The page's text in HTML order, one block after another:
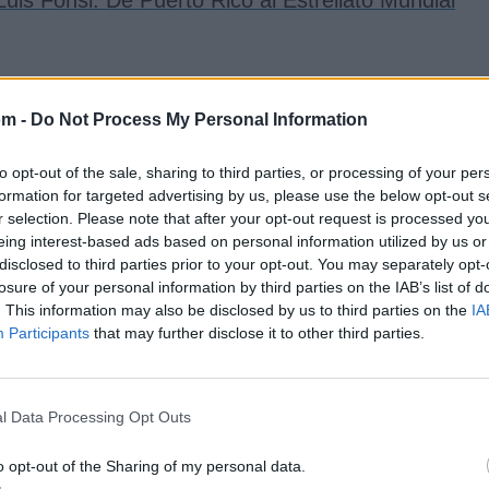
- Do Not Process My Personal Information
opt-out of the sale, sharing to third parties, or processing of your
for targeted advertising by us, please use the below opt-out
selection. Please note that after your opt-out request is processed
interest-based ads based on personal information utilized by us
to third parties prior to your opt-out. You may separately
of your personal information by third parties on the IAB’s list of
This information may also be disclosed by us to third parties on the
Participants that may further disclose it to other third parties.
Data Processing Opt Outs
opt-out of the Sharing of my personal data.
53del ranking de esta semana, su mejor puesto